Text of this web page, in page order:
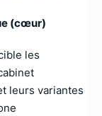
(cœur)
les
leurs variantes